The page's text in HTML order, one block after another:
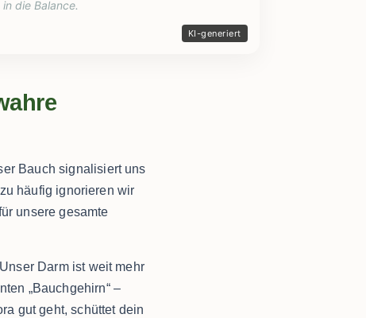
die Balance.
Bauch signalisiert uns
häufig ignorieren wir
unsere gesamte
Darm ist weit mehr
„Bauchgehirn“ –
gut geht, schüttet dein